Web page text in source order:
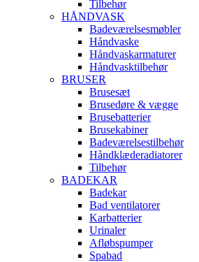
Tilbehør
HÅNDVASK
Badeværelsesmøbler
Håndvaske
Håndvaskarmaturer
Håndvasktilbehør
BRUSER
Brusesæt
Brusedøre & vægge
Brusebatterier
Brusekabiner
Badeværelsestilbehør
Håndklæderadiatorer
Tilbehør
BADEKAR
Badekar
Bad ventilatorer
Karbatterier
Urinaler
Afløbspumper
Spabad